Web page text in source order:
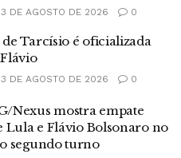
DE AGOSTO DE 2026 0
Tarcísio é oficializada
DE AGOSTO DE 2026 0
Nexus mostra empate
Lula e Flávio Bolsonaro no
segundo turno